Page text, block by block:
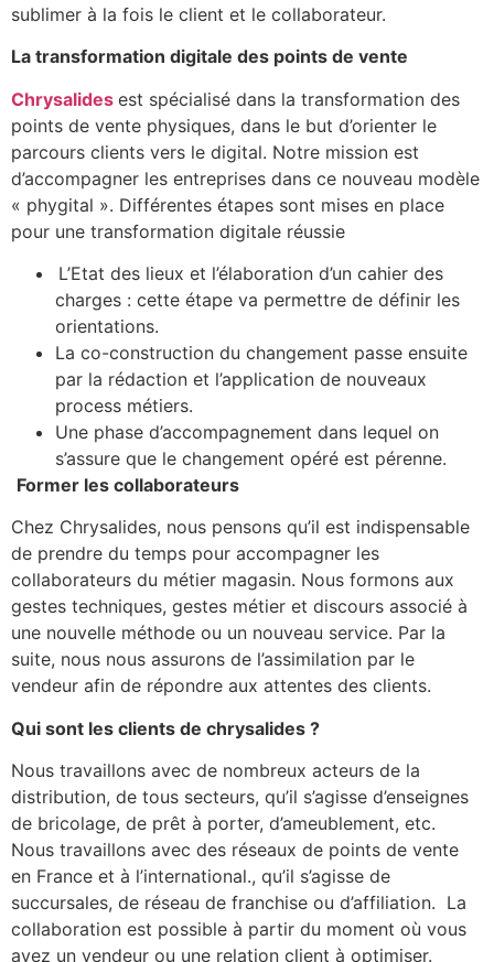
sublimer à la fois le client et le collaborateur.
La transformation digitale des points de vente
Chrysalides est spécialisé dans la transformation des
points de vente physiques, dans le but d’orienter le
parcours clients vers le digital. Notre mission est
d’accompagner les entreprises dans ce nouveau modèle
« phygital ». Différentes étapes sont mises en place
pour une transformation digitale réussie
L’Etat des lieux et l’élaboration d’un cahier des
charges : cette étape va permettre de définir les
orientations.
La co-construction du changement passe ensuite
par la rédaction et l’application de nouveaux
process métiers.
Une phase d’accompagnement dans lequel on
s’assure que le changement opéré est pérenne.
Former les collaborateurs
Chez Chrysalides, nous pensons qu’il est indispensable
de prendre du temps pour accompagner les
collaborateurs du métier magasin. Nous formons aux
gestes techniques, gestes métier et discours associé à
une nouvelle méthode ou un nouveau service. Par la
suite, nous nous assurons de l’assimilation par le
vendeur afin de répondre aux attentes des clients.
Qui sont les clients de chrysalides ?
Nous travaillons avec de nombreux acteurs de la
distribution, de tous secteurs, qu’il s’agisse d’enseignes
de bricolage, de prêt à porter, d’ameublement, etc.
Nous travaillons avec des réseaux de points de vente
en France et à l’international., qu’il s’agisse de
succursales, de réseau de franchise ou d’affiliation. La
collaboration est possible à partir du moment où vous
avez un vendeur ou une relation client à optimiser.